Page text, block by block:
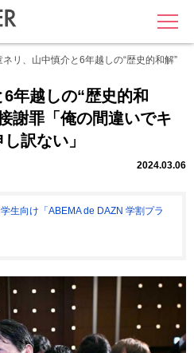
MENU
ネリ、山中慎介と6年越しの“歴史的和解”
年越しの“歴史的和
謝罪「俺の間違いでキ
訳ない」
2024.03.06
生向け「ABEMA de DAZN 学割プラ